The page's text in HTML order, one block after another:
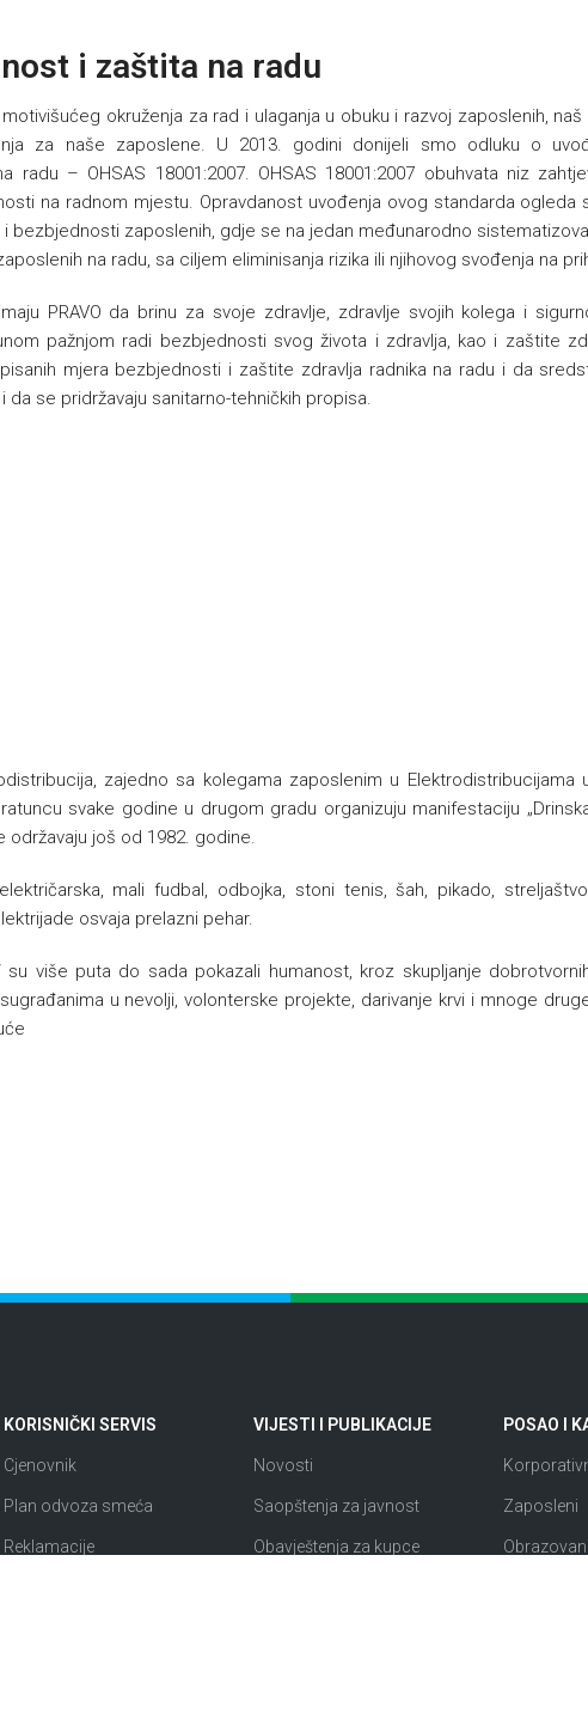
i zaštita na radu
motivišućeg okruženja za rad i ulaganja u obuku i razvoj zaposlenih,
za naše zaposlene. U 2013. godini donijeli smo odluku o
radu – OHSAS 18001:2007. OHSAS 18001:2007 obuhvata niz
na radnom mjestu. Opravdanost uvođenja ovog standarda
bezbjednosti zaposlenih, gdje se na jedan međunarodno
na radu, sa ciljem eliminisanja rizika ili njihovog svođenja na
PRAVO da brinu za svoje zdravlje, zdravlje svojih kolega i
pažnjom radi bezbjednosti svog života i zdravlja, kao i zaštite
mjera bezbjednosti i zaštite zdravlja radnika na radu i da
da se pridržavaju sanitarno-tehničkih propisa.
zajedno sa kolegama zaposlenim u Elektrodistribucijama
svake godine u drugom gradu organizuju manifestaciju
održavaju još od 1982. godine.
mali fudbal, odbojka, stoni tenis, šah, pikado,
osvaja prelazni pehar.
više puta do sada pokazali humanost, kroz skupljanje
u nevolji, volonterske projekte, darivanje krvi i mnoge
KORISNIČKI SERVIS
Cjenovnik
Plan odvoza smeća
Reklamacije
VIJESTI I PUBLIKACIJE
Novosti
Saopštenja za javnost
Obavještenja za kupce
POSAO I
Zaposleni